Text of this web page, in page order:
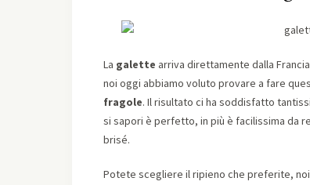
La galette arriva direttamente dalla
noi oggi abbiamo voluto provare a fare
fragole. Il risultato ci ha soddisfatto
si sapori è perfetto, in più è facilissima da
brisé.
Potete scegliere il ripieno che preferite,